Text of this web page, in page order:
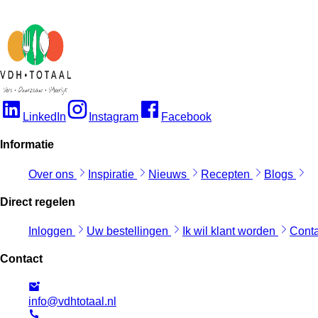
LinkedIn Instagram Facebook
Informatie
Over ons Inspiratie Nieuws Recepten Blogs
Direct regelen
Inloggen Uw bestellingen Ik wil klant worden
Contact
info@vdhtotaal.nl